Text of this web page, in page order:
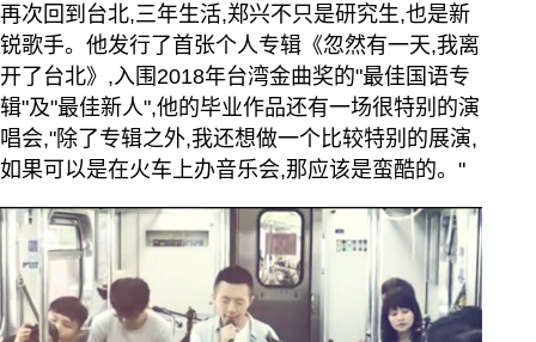
再次回到台北,三年生活,郑兴不只是研究生,也是新
锐歌手。他发行了首张个人专辑《忽然有一天,我离
开了台北》,入围2018年台湾金曲奖的"最佳国语专
辑"及"最佳新人",他的毕业作品还有一场很特别的演
唱会,"除了专辑之外,我还想做一个比较特别的展演,
如果可以是在火车上办音乐会,那应该是蛮酷的。"